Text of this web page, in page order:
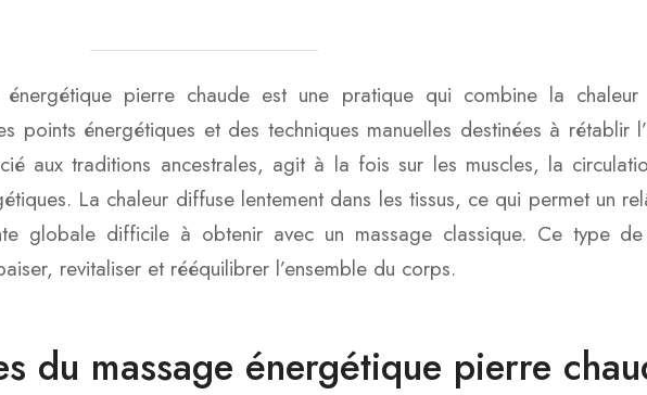
énergétique pierre chaude est une pratique qui combine la
points énergétiques et des techniques manuelles destinées à rétablir
aux traditions ancestrales, agit à la fois sur les muscles, la
La chaleur diffuse lentement dans les tissus, ce qui permet un
globale difficile à obtenir avec un massage classique. Ce type
revitaliser et rééquilibrer l’ensemble du corps.
du massage énergétique pierre